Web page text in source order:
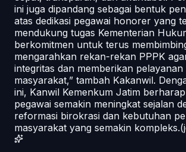
ini juga dipandang sebagai bentuk
atas dedikasi pegawai honorer yang
mendukung tugas Kementerian
berkomitmen untuk terus
mengarahkan rekan-rekan PPPK
integritas dan memberikan
masyarakat,” tambah Kakanwil.
ini, Kanwil Kemenkum Jatim
pegawai semakin meningkat sejalan
reformasi birokrasi dan kebutuhan
masyarakat yang semakin